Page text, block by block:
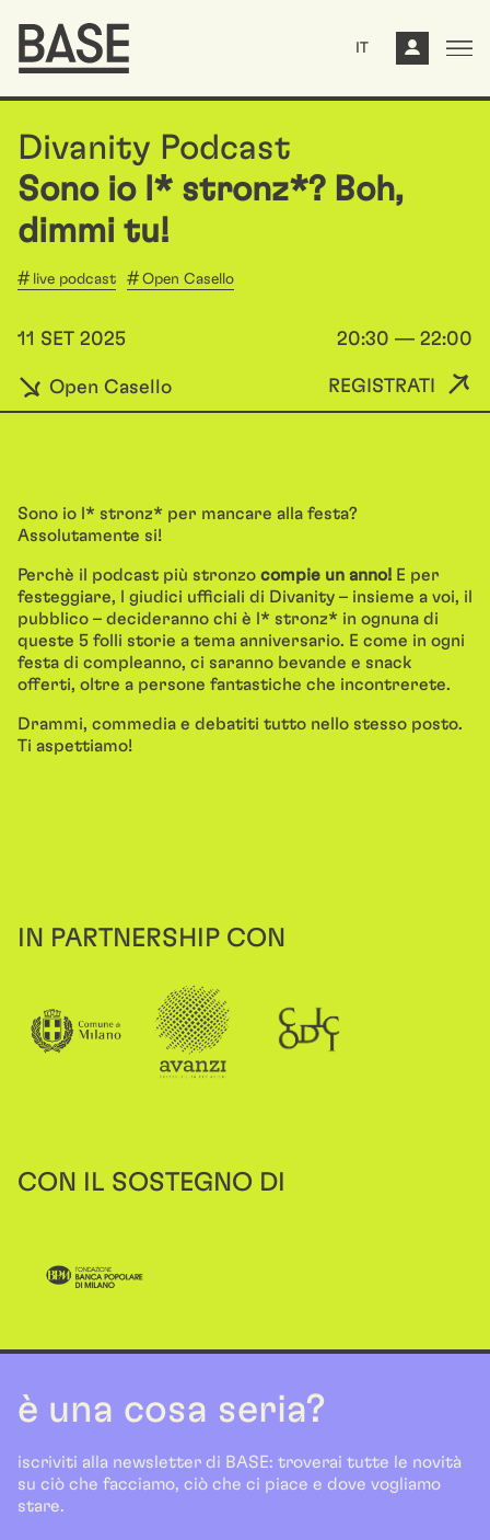
IT
Divanity Podcast
Sono io l* stronz*? Boh,
dimmi tu!
live podcast Open Casello
11 SET 2025 20:30 — 22:00
Open Casello REGISTRATI
Sono io l* stronz* per mancare alla festa?
Assolutamente si!
Perchè il podcast più stronzo compie un anno! E per
festeggiare, l giudici ufficiali di Divanity – insieme a voi, il
pubblico – decideranno chi è l* stronz* in ognuna di
queste 5 folli storie a tema anniversario. E come in ogni
festa di compleanno, ci saranno bevande e snack
offerti, oltre a persone fantastiche che incontrerete.
Drammi, commedia e debatiti tutto nello stesso posto.
Ti aspettiamo!
IN PARTNERSHIP CON
CON IL SOSTEGNO DI
è una cosa seria?
iscriviti alla newsletter di BASE: troverai tutte le novità
su ciò che facciamo, ciò che ci piace e dove vogliamo
stare.